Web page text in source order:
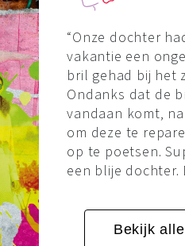
“Onze dochter
vakantie een
bril gehad bij het
Ondanks dat de
vandaan komt,
om deze te
op te poetsen.
een blije dochter.
Bekijk